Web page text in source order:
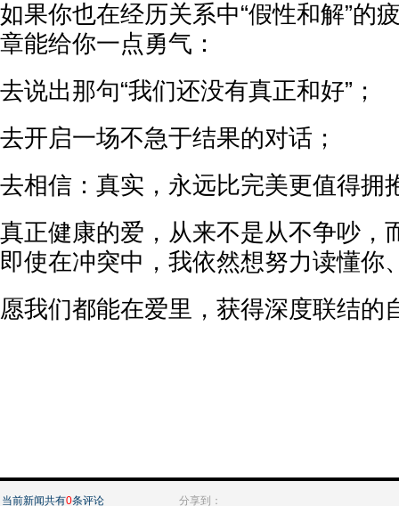
如果你也在经历关系中“假性和解”的
章能给你一点勇气：
去说出那句“我们还没有真正和好”；
去开启一场不急于结果的对话；
去相信：真实，永远比完美更值得拥
真正健康的爱，从来不是从不争吵，
即使在冲突中，我依然想努力读懂你
愿我们都能在爱里，获得深度联结的
当前新闻共有0条评论 分享到：